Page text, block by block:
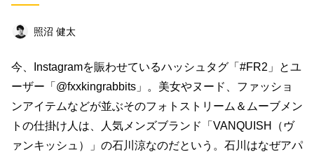
社会 ファッション 音楽 海外
コミュニティ
キーワード一覧
照沼 健太
今、Instagramを賑わせているハッシュタグ「#FR2」とユ
ーザー「@fxxkingrabbits」。美女やヌード、ファッショ
ンアイテムなどが並ぶそのフォトストリーム＆ムーブメン
トの仕掛け人は、人気メンズブランド「VANQUISH（ヴ
ァンキッシュ）」の石川涼なのだという。石川はなぜアパ